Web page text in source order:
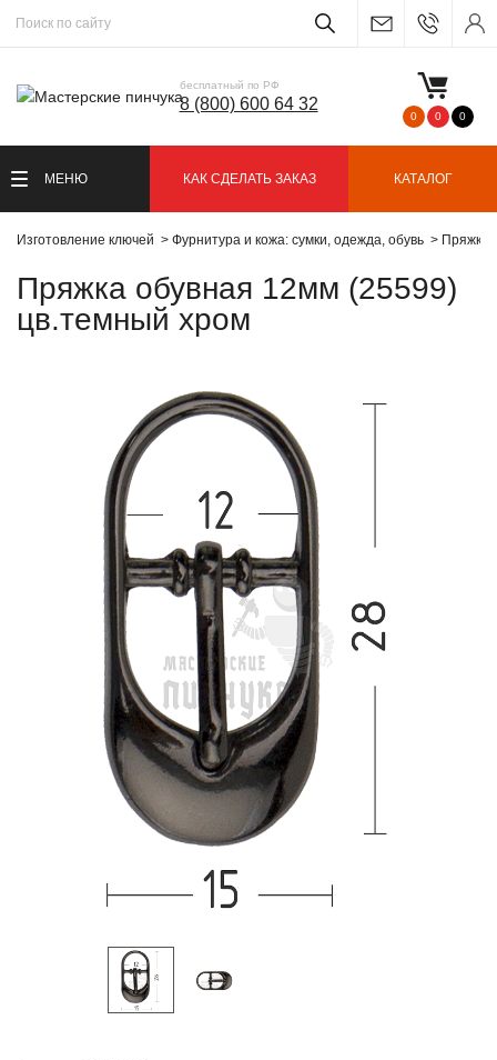
бесплатный по РФ
8 (800) 600 64 32
0 0 0
МЕНЮ КАК СДЕЛАТЬ ЗАКАЗ КАТАЛОГ
Изготовление ключей Фурнитура и кожа: сумки, одежда, обувь Пряжки
Пряжка обувная 12мм (25599)
цв.темный хром